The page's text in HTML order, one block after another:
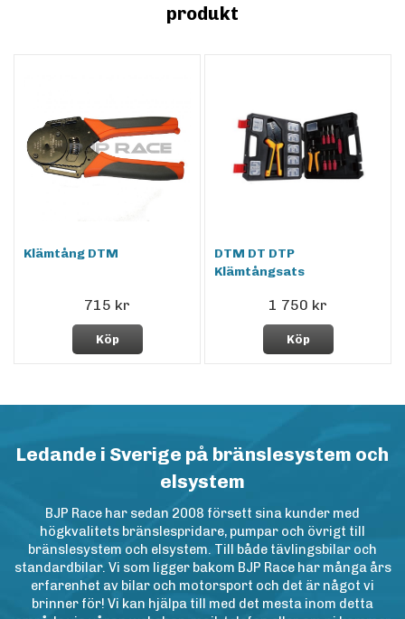
produkt
Klämtång DTM
715 kr
Köp
DTM DT DTP
Klämtångsats
1 750 kr
Köp
Ledande i Sverige på bränslesystem och
elsystem
BJP Race har sedan 2008 försett sina kunder med
högkvalitets bränslespridare, pumpar och övrigt till
bränslesystem och elsystem. Till både tävlingsbilar och
standardbilar. Vi som ligger bakom BJP Race har många års
erfarenhet av bilar och motorsport och det är något vi
brinner för! Vi kan hjälpa till med det mesta inom detta